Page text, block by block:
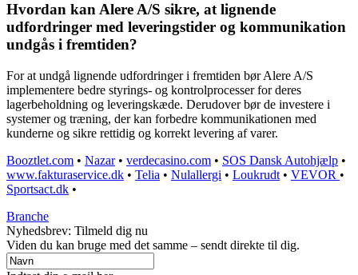
Hvordan kan Alere A/S sikre, at lignende
udfordringer med leveringstider og kommunikation
undgås i fremtiden?
For at undgå lignende udfordringer i fremtiden bør Alere A/S
implementere bedre styrings- og kontrolprocesser for deres
lagerbeholdning og leveringskæde. Derudover bør de investere i
systemer og træning, der kan forbedre kommunikationen med
kunderne og sikre rettidig og korrekt levering af varer.
Booztlet.com • Nazar• verdecasino.com • SOS Dansk Autohjælp •
www.fakturaservice.dk • Telia • Nulallergi • Loukrudt • VEVOR •
Sportsact.dk •
Branche
Nyhedsbrev: Tilmeld dig nu
Viden du kan bruge med det samme – sendt direkte til dig.